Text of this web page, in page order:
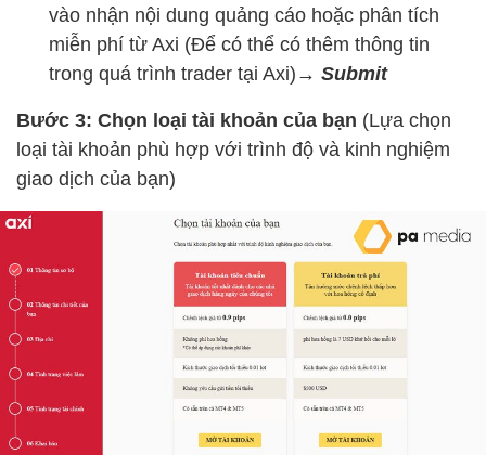
vào nhận nội dung quảng cáo hoặc phân tích
miễn phí từ Axi (Để có thể có thêm thông tin
trong quá trình trader tại Axi) → Submit
Bước 3: Chọn loại tài khoản của bạn (Lựa chọn
loại tài khoản phù hợp với trình độ và kinh nghiệm
giao dịch của bạn)